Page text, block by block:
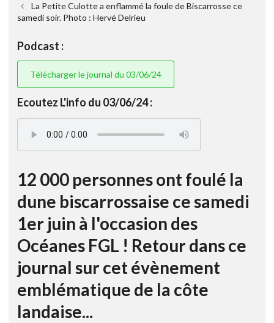
La Petite Culotte a enflammé la foule de Biscarrosse ce
samedi soir. Photo : Hervé Delrieu
Podcast :
Télécharger le journal du 03/06/24
Ecoutez L'info du 03/06/24 :
12 000 personnes ont foulé la
dune biscarrossaise ce samedi
1er juin à l'occasion des
Océanes FGL ! Retour dans ce
journal sur cet évènement
emblématique de la côte
landaise...